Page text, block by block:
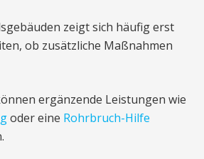
zeigt sich häufig erst
ob zusätzliche Maßnahmen
ergänzende Leistungen wie
oder eine Rohrbruch-Hilfe